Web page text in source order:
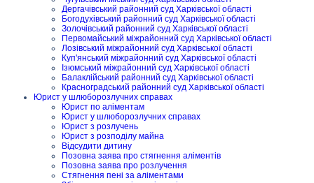
Дергачівський районний суд Харківської області
Богодухівський районний суд Харківської області
Золочівський районний суд Харківської області
Первомайський міжрайонний суд Харківської області
Лозівський міжрайонний суд Харківської області
Куп'янський міжрайонний суд Харківської області
Ізюмський міжрайонний суд Харківської області
Балаклійський районний суд Харківської області
Красноградський районний суд Харківської області
Юрист у шлюборозлучних справах
Юрист по аліментам
Юрист у шлюборозлучних справах
Юрист з розлучень
Юрист з розподілу майна
Відсудити дитину
Позовна заява про стягнення аліментів
Позовна заява про розлучення
Стягнення пені за аліментами